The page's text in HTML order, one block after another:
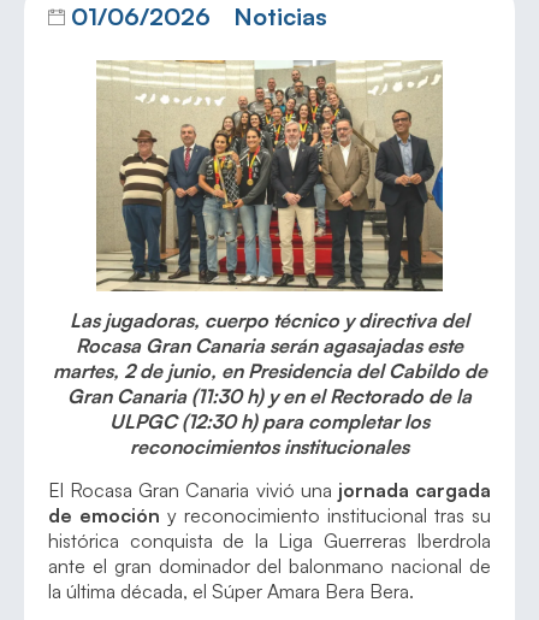
01/06/2026 Noticias
Las jugadoras, cuerpo técnico y directiva del
Rocasa Gran Canaria serán agasajadas este
martes, 2 de junio, en Presidencia del Cabildo de
Gran Canaria (11:30 h) y en el Rectorado de la
ULPGC (12:30 h) para completar los
reconocimientos institucionales
El Rocasa Gran Canaria vivió una jornada cargada
de emoción y reconocimiento institucional tras su
histórica conquista de la Liga Guerreras Iberdrola
ante el gran dominador del balonmano nacional de
la última década, el Súper Amara Bera Bera.